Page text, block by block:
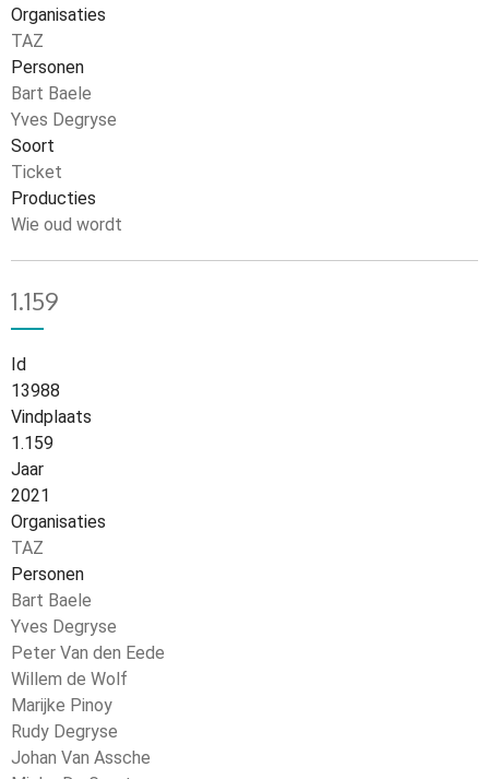
Organisaties
TAZ
Personen
Bart Baele
Yves Degryse
Soort
Ticket
Producties
Wie oud wordt
1.159
Id
13988
Vindplaats
1.159
Jaar
2021
Organisaties
TAZ
Personen
Bart Baele
Yves Degryse
Peter Van den Eede
Willem de Wolf
Marijke Pinoy
Rudy Degryse
Johan Van Assche